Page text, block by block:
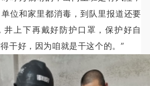
位和家里都消毒，到队里报道还要
井上下再戴好防护口罩，保护好自
干好，因为咱就是干这个的。”